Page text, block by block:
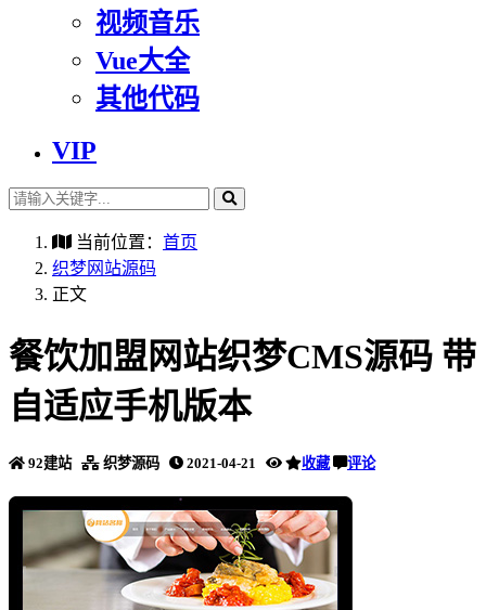
视频音乐
Vue大全
其他代码
VIP
当前位置： 首页
织梦网站源码
正文
餐饮加盟网站织梦CMS源码 带
自适应手机版本
92建站 织梦源码 2021-04-21 收藏 评论